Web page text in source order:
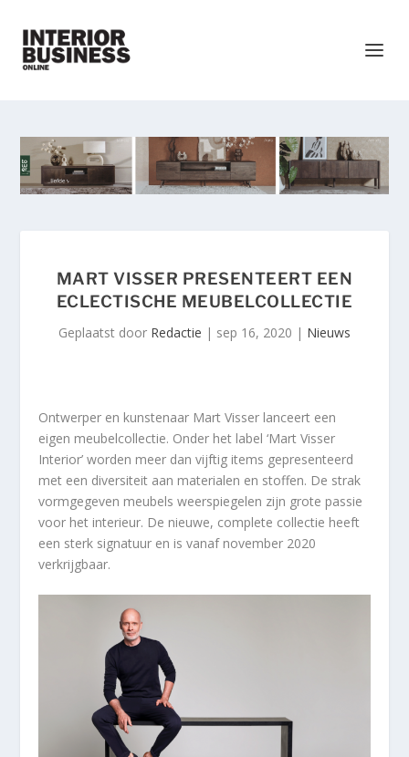
MART VISSER PRESENTEERT EEN
ECLECTISCHE MEUBELCOLLECTIE
Geplaatst door Redactie | sep 16, 2020 | Nieuws
Ontwerper en kunstenaar Mart Visser lanceert een
eigen meubelcollectie. Onder het label ‘Mart Visser
Interior’ worden meer dan vijftig items gepresenteerd
met een diversiteit aan materialen en stoffen. De strak
vormgegeven meubels weerspiegelen zijn grote passie
voor het interieur. De nieuwe, complete collectie heeft
een sterk signatuur en is vanaf november 2020
verkrijgbaar.